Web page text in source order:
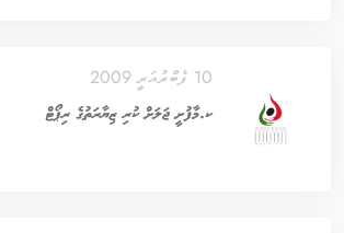
10 ފެބްރުއަރީ 2009
ކ.މާފުށީ ޖަލަށް ކުރި ޒިޔާރަތުގެ ރިޕޯޓް